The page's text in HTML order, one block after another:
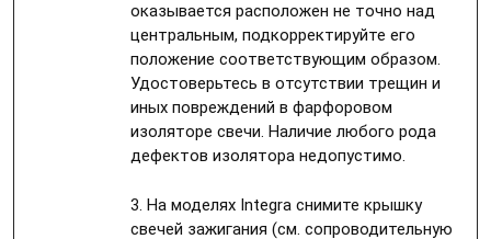
оказывается расположен не точно над
центральным, подкорректируйте его
положение соответствующим образом.
Удостоверьтесь в отсутствии трещин и
иных повреждений в фарфоровом
изоляторе свечи. Наличие любого рода
дефектов изолятора недопустимо.
3. На моделях Integra снимите крышку
свечей зажигания (см. сопроводительную